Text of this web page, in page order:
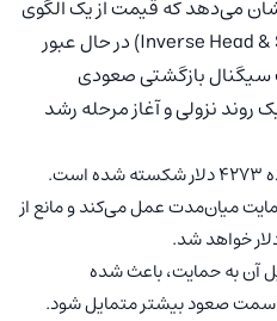
اتریوم نشان می‌دهد که قیمت از یک الگوی
سر و شانه معکوس (Inverse Head & Shoulders) در حال عبور
سیگنال بازگشتی صعودی
نزولی و آغاز مرحله رشد
میان‌مدت عمل می‌کند و مانع از
آن به حمایت، باعث شده
سمت صعود بیشتر متمایل شود.